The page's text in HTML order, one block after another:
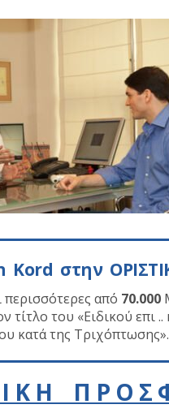
στην
περισσότερες από 70.000
του «Ειδικού επι
κατά της Τριχόπτωσης».
Ι Κ Η Π Ρ Ο Σ